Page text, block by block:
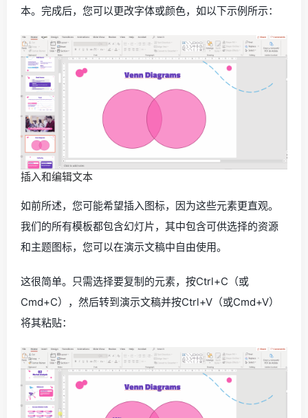
本。完成后，您可以更改字体或颜色，如以下示例所示：
插入和编辑文本
如前所述，您可能希望插入图标，因为这些元素更直观。
我们的所有模板都包含幻灯片，其中包含可供选择的资源
和主题图标，您可以在演示文稿中自由使用。
这很简单。只需选择要复制的元素，按Ctrl+C（或
Cmd+C），然后转到演示文稿并按Ctrl+V（或Cmd+V）
将其粘贴：